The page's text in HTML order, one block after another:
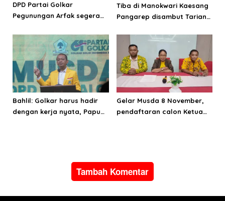
DPD Partai Golkar
Pegunungan Arfak segera
Tiba di Manokwari Kaesang
Pangarep disambut Tarian
Bahlil: Golkar harus hadir
dengan kerja nyata, Papua
Gelar Musda 8 November,
pendaftaran calon Ketua
Tambah Komentar